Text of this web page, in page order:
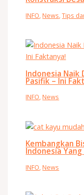
INFO,News,Tips
Indonesia Naik
Pasifik – Ini
INFO,News
Kembangkan
Indonesia
INFO,News